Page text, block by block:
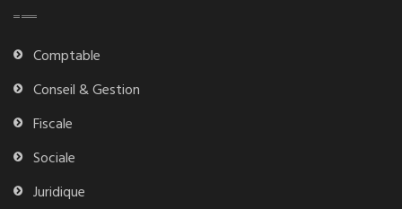
Comptable
Conseil & Gestion
Fiscale
Sociale
Juridique